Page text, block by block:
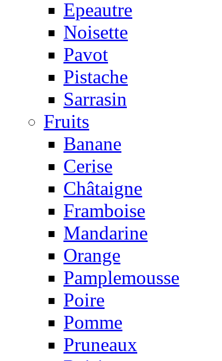
Epeautre
Noisette
Pavot
Pistache
Sarrasin
Fruits
Banane
Cerise
Châtaigne
Framboise
Mandarine
Orange
Pamplemousse
Poire
Pomme
Pruneaux